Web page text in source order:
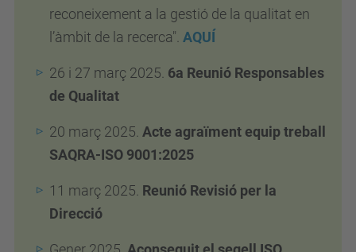
reconeixement a la gestió de la qualitat en
l’àmbit de la recerca". AQUÍ
26 i 27 març 2025. 6a Reunió Responsables
de Qualitat
20 març 2025. Acte agraïment equip treball
SAQRA-ISO 9001:2025
11 març 2025. Reunió Revisió per la
Direcció